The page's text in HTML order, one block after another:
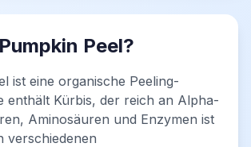
Peel?
ist eine organische Peeling-
enthält Kürbis, der reich an Alpha-
Aminosäuren und Enzymen ist
verschiedenen